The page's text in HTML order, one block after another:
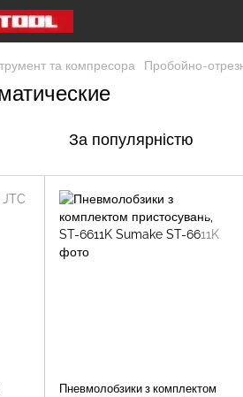
та компресора Пробойно-
За популярністю
Пневмолобзики з комплектом